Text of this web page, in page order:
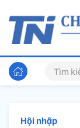
Hội nhập